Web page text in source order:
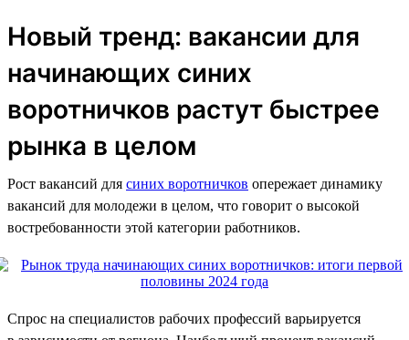
Новый тренд: вакансии для
начинающих синих
воротничков растут быстрее
рынка в целом
Рост вакансий для синих воротничков опережает динамику
вакансий для молодежи в целом, что говорит о высокой
востребованности этой категории работников.
Спрос на специалистов рабочих профессий варьируется